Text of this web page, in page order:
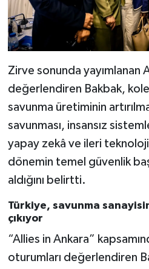
Zirve sonunda yayımlanan
değerlendiren Bakbak,
savunma üretiminin
savunması, insansız
yapay zekâ ve ileri
dönemin temel güvenlik
aldığını belirtti.
Türkiye, savunma
çıkıyor
“Allies in Ankara”
oturumları değerlendiren